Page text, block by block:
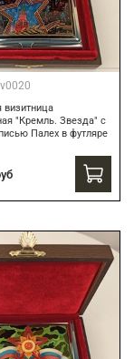
визитница
"Кремль. Звезда" с
Палех в футляре